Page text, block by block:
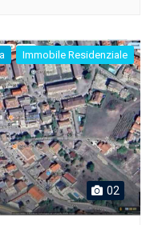
Immobile Residenziale
02